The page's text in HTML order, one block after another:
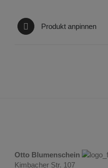
Produkt anpinnen
Otto Blumenschein
Kimbacher Str. 107